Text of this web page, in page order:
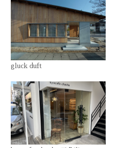
gluck duft